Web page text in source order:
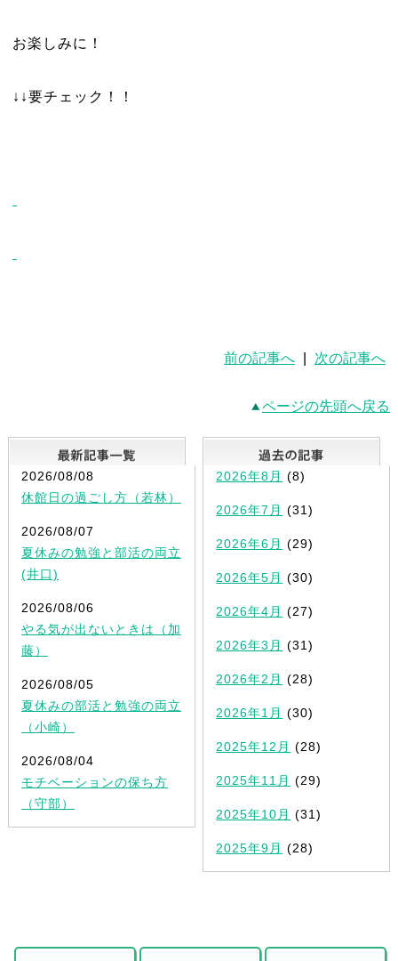
お楽しみに！
↓↓要チェック！！
前の記事へ 次の記事へ
ページの先頭へ戻る
最新記事一覧
2026/08/08
休館日の過ごし方（若林）
2026/08/07
夏休みの勉強と部活の両立
(井口)
2026/08/06
やる気が出ないときは（加
藤）
2026/08/05
夏休みの部活と勉強の両立
（小崎）
2026/08/04
モチベーションの保ち方
（守部）
2026年8月 (8)
2026年7月 (31)
2026年6月 (29)
2026年5月 (30)
2026年4月 (27)
2026年3月 (31)
2026年2月 (28)
2026年1月 (30)
2025年12月 (28)
2025年11月 (29)
2025年10月 (31)
2025年9月 (28)